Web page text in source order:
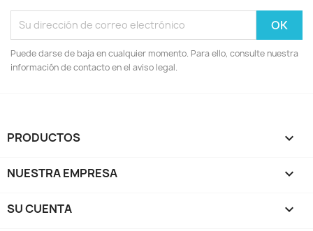
Puede darse de baja en cualquier momento. Para ello, consulte nuestra
información de contacto en el aviso legal.
PRODUCTOS 
NUESTRA EMPRESA 
SU CUENTA 